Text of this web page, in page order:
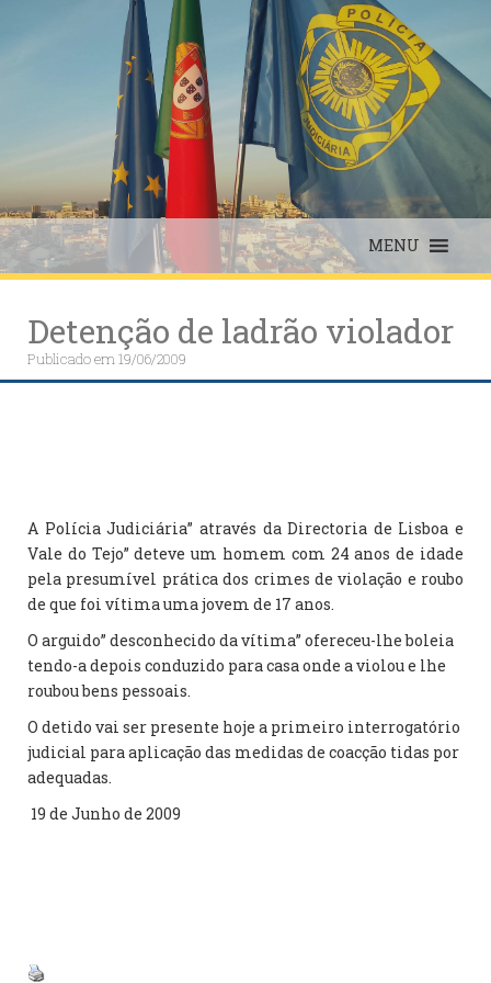
MENU
Detenção de ladrão violador
Publicado em19/06/2009
A Polícia Judiciária” através da Directoria de Lisboa e
Vale do Tejo” deteve um homem com 24 anos de idade
pela presumível prática dos crimes de violação e roubo
de que foi vítima uma jovem de 17 anos.
O arguido” desconhecido da vítima” ofereceu-lhe boleia
tendo-a depois conduzido para casa onde a violou e lhe
roubou bens pessoais.
O detido vai ser presente hoje a primeiro interrogatório
judicial para aplicação das medidas de coacção tidas por
adequadas.
19 de Junho de 2009